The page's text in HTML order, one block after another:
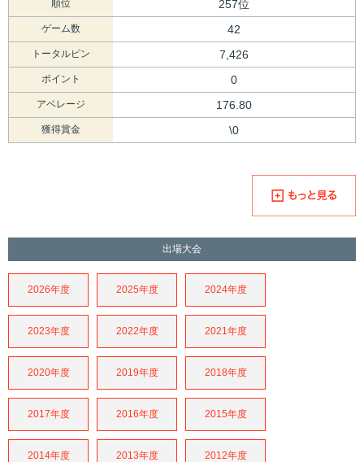
順位 257位
ゲーム数 42
トータルピン 7,426
ポイント 0
アベレージ 176.80
獲得賞金 \0
出場大会
2026年度 2025年度 2024年度
2023年度 2022年度 2021年度
2020年度 2019年度 2018年度
2017年度 2016年度 2015年度
2014年度 2013年度 2012年度